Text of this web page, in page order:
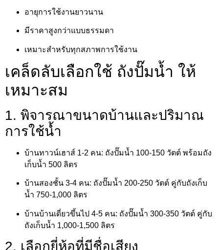
อายุการใช้งานยาวนาน
มีราคาสูงกว่าแบบธรรมดา
เหมาะสำหรับทุกสภาพการใช้งาน
เคล็ดลับเลือกใช้ ถังปั๊มน้ำ ให้
เหมาะสม
1. พิจารณาขนาดบ้านและปริมาณ
การใช้น้ำ
บ้านทาวน์เฮาส์ 1-2 คน: ถังปั๊มน้ำ 100-150 วัตต์ พร้อมถัง
เก็บน้ำ 500 ลิตร
บ้านสองชั้น 3-4 คน: ถังปั๊มน้ำ 200-250 วัตต์ คู่กับถังเก็บ
น้ำ 750-1,000 ลิตร
บ้านบ้านเดี่ยวขึ้นไป 4-5 คน: ถังปั๊มน้ำ 300-350 วัตต์ คู่กับ
ถังเก็บน้ำ 1,000-1,500 ลิตร
2. เลือกยี่ห้อที่มีชื่อเสียง